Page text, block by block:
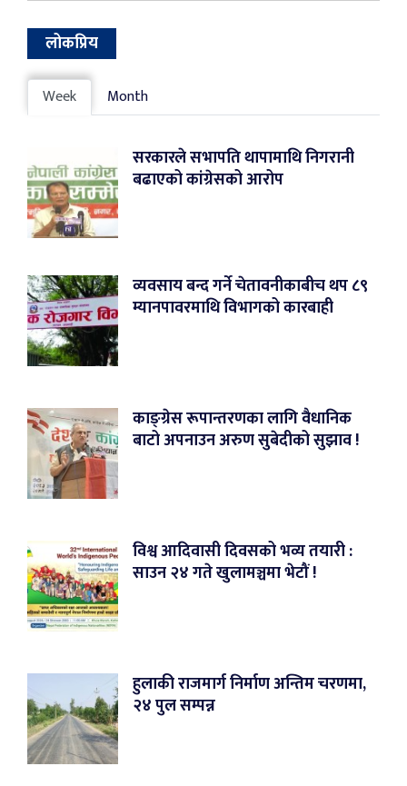
लोकप्रिय
Week Month
सरकारले सभापति थापामाथि निगरानी
बढाएको कांग्रेसको आरोप
व्यवसाय बन्द गर्ने चेतावनीकाबीच थप ८९
म्यानपावरमाथि विभागको कारबाही
काङ्ग्रेस रूपान्तरणका लागि वैधानिक
बाटो अपनाउन अरुण सुबेदीको सुझाव !
विश्व आदिवासी दिवसको भव्य तयारी :
साउन २४ गते खुलामञ्चमा भेटौं !
हुलाकी राजमार्ग निर्माण अन्तिम चरणमा,
२४ पुल सम्पन्न